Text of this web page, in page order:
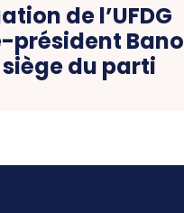
de l’UFDG
président Bano
du parti